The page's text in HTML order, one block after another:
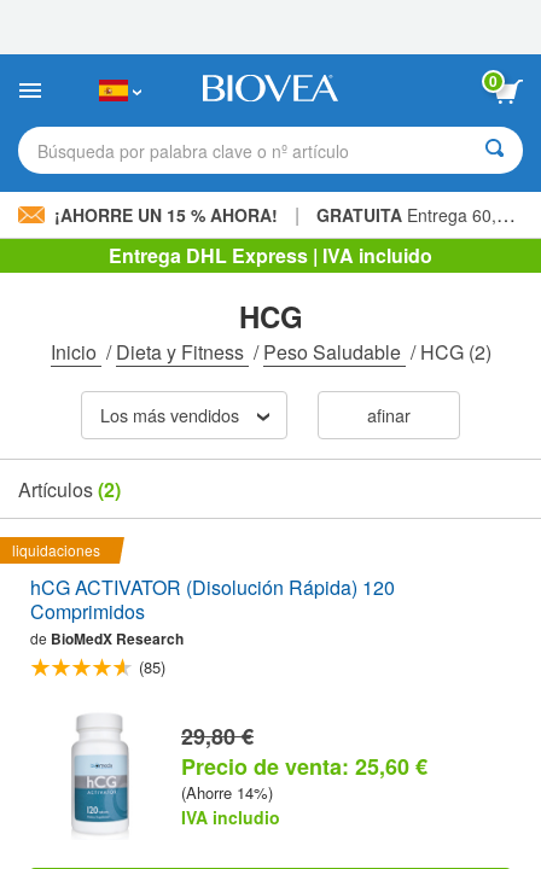
sitio
incluye
sistema
de
0
Búsqueda por palabra clave o nº artículo
¡AHORRE UN 15 % AHORA! | GRATUITA Entrega 60,00 € »
Entrega DHL Express | IVA incluido
HCG
Inicio /Dieta y Fitness /Peso Saludable /HCG(2)
Los más vendidos afinar
Artículos(2)
liquidaciones
hCG ACTIVATOR (Disolución Rápida) 120
Comprimidos
de BioMedX Research
(85)
29,80 €
Precio de venta: 25,60 €
(Ahorre 14%)
IVA includio